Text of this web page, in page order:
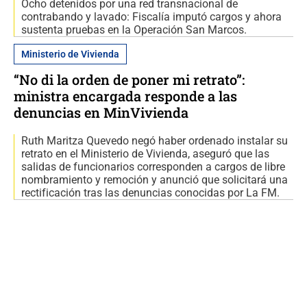
Ocho detenidos por una red transnacional de
contrabando y lavado: Fiscalía imputó cargos y ahora
sustenta pruebas en la Operación San Marcos.
Ministerio de Vivienda
“No di la orden de poner mi retrato”:
ministra encargada responde a las
denuncias en MinVivienda
Ruth Maritza Quevedo negó haber ordenado instalar su
retrato en el Ministerio de Vivienda, aseguró que las
salidas de funcionarios corresponden a cargos de libre
nombramiento y remoción y anunció que solicitará una
rectificación tras las denuncias conocidas por La FM.